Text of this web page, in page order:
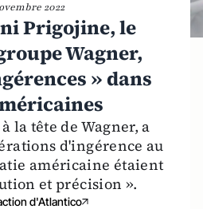
2022
Prigojine, le
Wagner,
» dans
la tête de Wagner, a
d'ingérence au
américaine étaient
et précision ».
d'Atlantico